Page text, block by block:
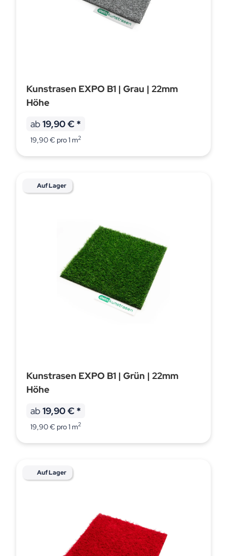
Kunstrasen EXPO B1 | Grau | 22mm
Höhe
ab 19,90 € *
19,90 € pro 1 m2
Auf Lager
Kunstrasen EXPO B1 | Grün | 22mm
Höhe
ab 19,90 € *
19,90 € pro 1 m2
Auf Lager